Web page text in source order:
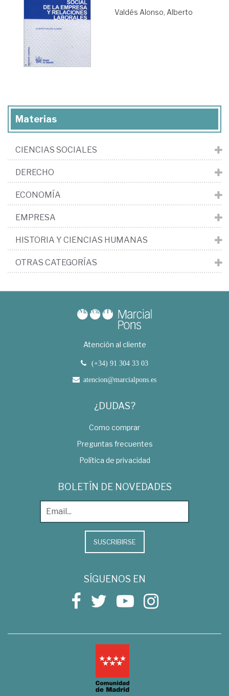
Valdés Alonso, Alberto
Materias
CIENCIAS SOCIALES
DERECHO
ECONOMÍA
EMPRESA
HISTORIA Y CIENCIAS HUMANAS
OTRAS CATEGORÍAS
Atención al cliente
(+34) 91 304 33 03
atencion@marcialpons.es
¿DUDAS?
Como comprar
Preguntas frecuentes
Política de privacidad
BOLETÍN DE NOVEDADES
SUSCRIBIRSE
SÍGUENOS EN